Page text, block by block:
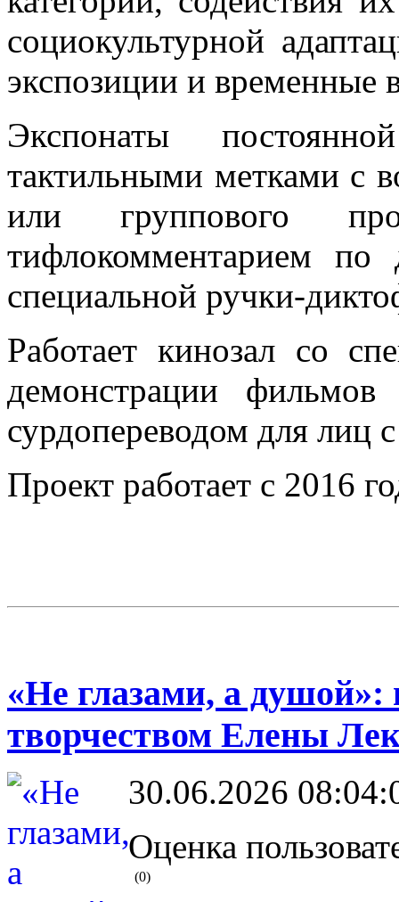
социокультурной
экспозиции и временные
Экспонаты
тактильными метками с
или группового
тифлокомментарием
специальной ручки-
Работает кинозал со
демонстрации
сурдопереводом для лиц
Проект работает с 2016
«Не глазами, а душой»:
творчеством Елены
30.06.2026
Оценка
(0)